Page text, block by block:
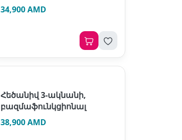
34,900 AMD
Հեծանիվ 3-ակնանի,
բազմաֆունկցիոնալ
38,900 AMD